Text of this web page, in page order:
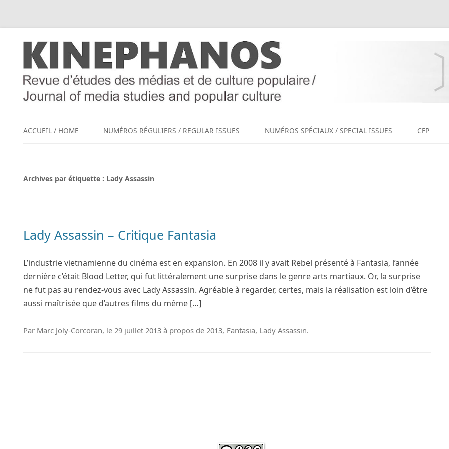
au
ACCUEIL / HOME NUMÉROS RÉGULIERS / REGULAR ISSUES NUMÉROS SPÉCIAUX / SPECIAL ISSUES CFP
Archives par étiquette : Lady Assassin
Lady Assassin – Critique Fantasia
L’industrie vietnamienne du cinéma est en expansion. En 2008 il y avait Rebel présenté à Fantasia, l’année
dernière c’était Blood Letter, qui fut littéralement une surprise dans le genre arts martiaux. Or, la surprise
ne fut pas au rendez-vous avec Lady Assassin. Agréable à regarder, certes, mais la réalisation est loin d’être
aussi maîtrisée que d’autres films du même […]
Par Marc Joly-Corcoran, le 29 juillet 2013à propos de 2013, Fantasia, Lady Assassin.